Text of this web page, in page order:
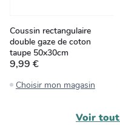
Coussin rectangulaire
double gaze de coton
taupe 50x30cm
9,99 €
Choisir mon magasin
Voir tout